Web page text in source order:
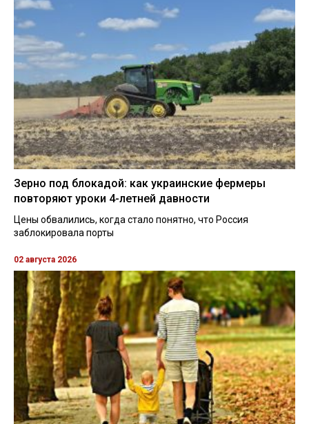
Зерно под блокадой: как украинские фермеры
повторяют уроки 4-летней давности
Цены обвалились, когда стало понятно, что Россия
заблокировала порты
02 августа 2026